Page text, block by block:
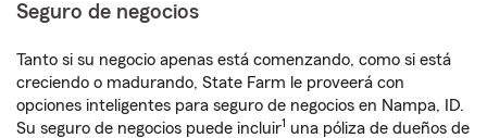
Seguro de negocios
Tanto si su negocio apenas está comenzando, como si está
creciendo o madurando, State Farm le proveerá con
opciones inteligentes para seguro de negocios en Nampa, ID.
Su seguro de negocios puede incluir1 una póliza de dueños de